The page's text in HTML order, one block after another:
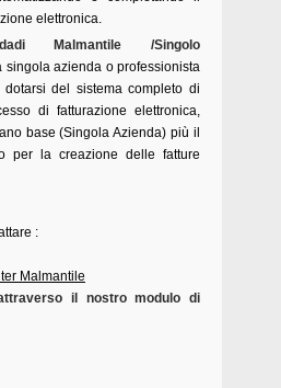
elettronica.
Malmantile /Singolo
singola azienda o professionista
del sistema completo di
di fatturazione elettronica,
base (Singola Azienda) più il
per la creazione delle fatture
:
il nostro modulo di